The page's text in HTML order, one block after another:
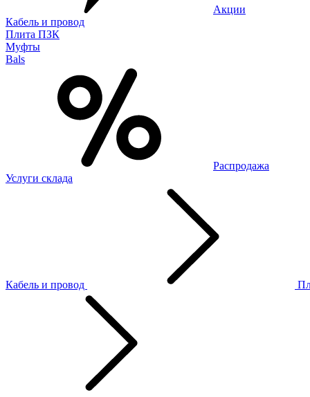
Акции
Кабель и провод
Плита ПЗК
Муфты
Bals
Распродажа
Услуги склада
Кабель и провод